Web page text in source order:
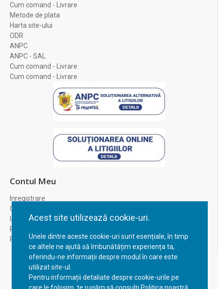
Acest site utilizează cookie-uri.
Unele dintre aceste cookie-uri sunt esențiale, în timp
ce altele ne ajută să îmbunătățim experiența ta,
oferindu-ne informații despre modul în care este
utilizat site-ul.
Pentru informații detaliate despre cookie-urile pe
Cum comand - Livrare
Metode de plata
Harta site-ului
ODR
ANPC
ANPC - SAL
Cum comand - Livrare
Cum comand - Livrare
Contul Meu
Inregistrare
Contul meu
Istoric comenzi
Recuperare parola
Returnare produs